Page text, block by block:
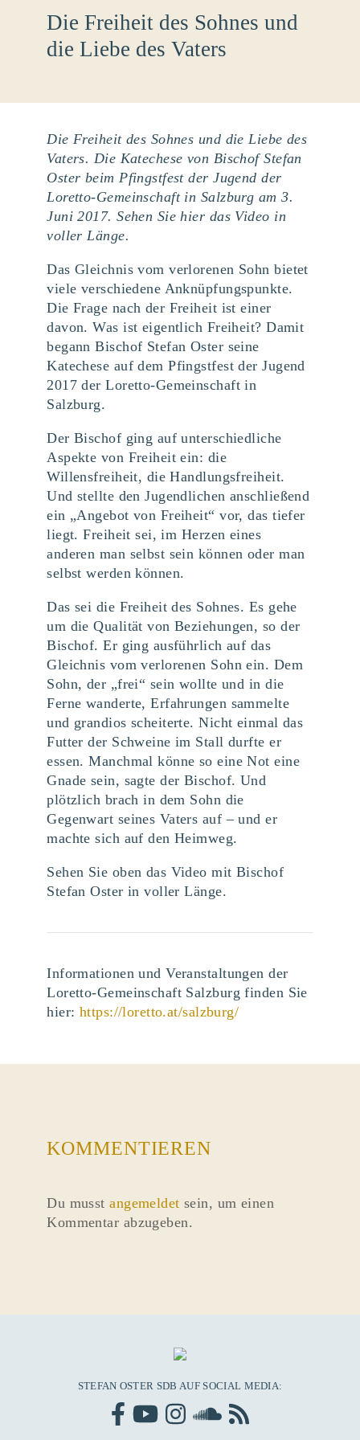
Die Freiheit des Sohnes und
die Liebe des Vaters
Die Freiheit des Sohnes und die Liebe des
Vaters. Die Katechese von Bischof Stefan
Oster beim Pfingstfest der Jugend der
Loretto-Gemeinschaft in Salzburg am 3.
Juni 2017. Sehen Sie hier das Video in
voller Länge.
Das Gleichnis vom verlorenen Sohn bietet
viele verschiedene Anknüpfungspunkte.
Die Frage nach der Freiheit ist einer
davon. Was ist eigentlich Freiheit? Damit
begann Bischof Stefan Oster seine
Katechese auf dem Pfingstfest der Jugend
2017 der Loretto-Gemeinschaft in
Salzburg.
Der Bischof ging auf unterschiedliche
Aspekte von Freiheit ein: die
Willensfreiheit, die Handlungsfreiheit.
Und stellte den Jugendlichen anschließend
ein „Angebot von Freiheit“ vor, das tiefer
liegt. Freiheit sei, im Herzen eines
anderen man selbst sein können oder man
selbst werden können.
Das sei die Freiheit des Sohnes. Es gehe
um die Qualität von Beziehungen, so der
Bischof. Er ging ausführlich auf das
Gleichnis vom verlorenen Sohn ein. Dem
Sohn, der „frei“ sein wollte und in die
Ferne wanderte, Erfahrungen sammelte
und grandios scheiterte. Nicht einmal das
Futter der Schweine im Stall durfte er
essen. Manchmal könne so eine Not eine
Gnade sein, sagte der Bischof. Und
plötzlich brach in dem Sohn die
Gegenwart seines Vaters auf – und er
machte sich auf den Heimweg.
Sehen Sie oben das Video mit Bischof
Stefan Oster in voller Länge.
Informationen und Veranstaltungen der
Loretto-Gemeinschaft Salzburg finden Sie
hier: https://loretto.at/salzburg/
KOMMENTIEREN
Du musstangemeldet sein, um einen
Kommentar abzugeben.
STEFAN OSTER SDB AUF SOCIAL MEDIA: